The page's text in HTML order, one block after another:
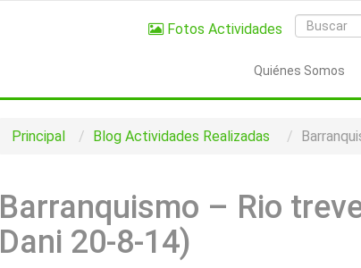
Fotos Actividades
Quiénes Somos
Principal Blog Actividades Realizadas
Barranquismo – Rio
Dani 20-8-14)